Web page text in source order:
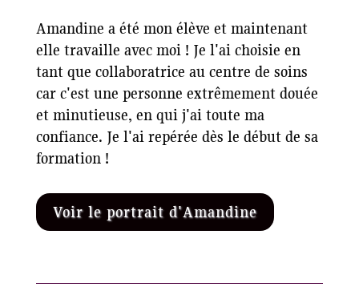
Amandine a été mon élève et maintenant
elle travaille avec moi ! Je l'ai choisie en
tant que collaboratrice au centre de soins
car c'est une personne extrêmement douée
et minutieuse, en qui j'ai toute ma
confiance. Je l'ai repérée dès le début de sa
formation !
Voir le portrait d'Amandine